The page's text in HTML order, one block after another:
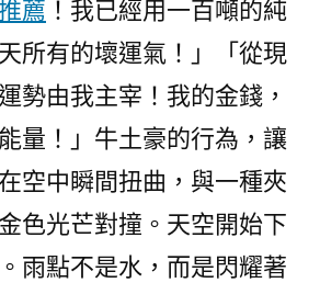
薦 ！我已經用一百噸的純
所有的壞運氣！」「從現
勢由我主宰！我的金錢，
量！」牛土豪的行為，讓
空中瞬間扭曲，與一種夾
色光芒對撞。天空開始下
雨點不是水，而是閃耀著